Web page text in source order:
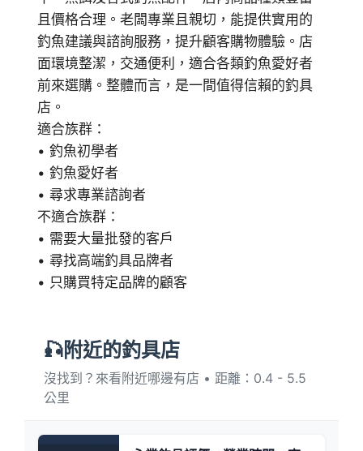
且價格合理。老闆專業且親切，能提供實用的
釣魚建議與諮詢服務，提升顧客購物體驗。店
面環境整潔，交通便利，適合各類釣魚愛好者
前來選購。整體而言，是一間值得信賴的釣具
店。
適合族群：
• 釣魚初學者
• 釣魚愛好者
• 尋求專業諮詢者
不適合族群：
• 需要大量批發的客戶
• 尋找高端釣具品牌者
• 只購買特定品牌的顧客
🎣附近的釣具店
沒找到？來看附近哪邊有店 • 距離：0.4 - 5.5
公里